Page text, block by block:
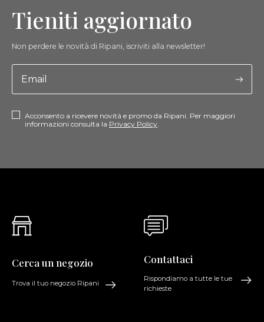
Tieniti aggiornato
Non perdere le novità di Ripani, iscriviti alla newsletter!
Acconsento a ricevere novità e promo da Ripani. Per maggiori
informazioni consulta la Privacy Policy.
Cerca un negozio
Trova il tuo negozio Ripani
Contattaci
Rispondiamo a tutte le tue
richieste